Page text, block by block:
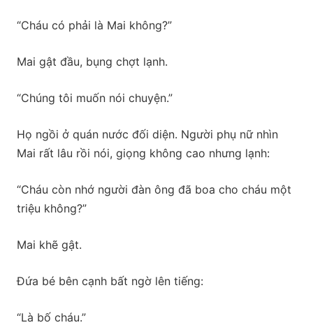
“Cháu có phải là Mai không?”
Mai gật đầu, bụng chợt lạnh.
“Chúng tôi muốn nói chuyện.”
Họ ngồi ở quán nước đối diện. Người phụ nữ nhìn
Mai rất lâu rồi nói, giọng không cao nhưng lạnh:
“Cháu còn nhớ người đàn ông đã boa cho cháu một
triệu không?”
Mai khẽ gật.
Đứa bé bên cạnh bất ngờ lên tiếng:
“Là bố cháu.”